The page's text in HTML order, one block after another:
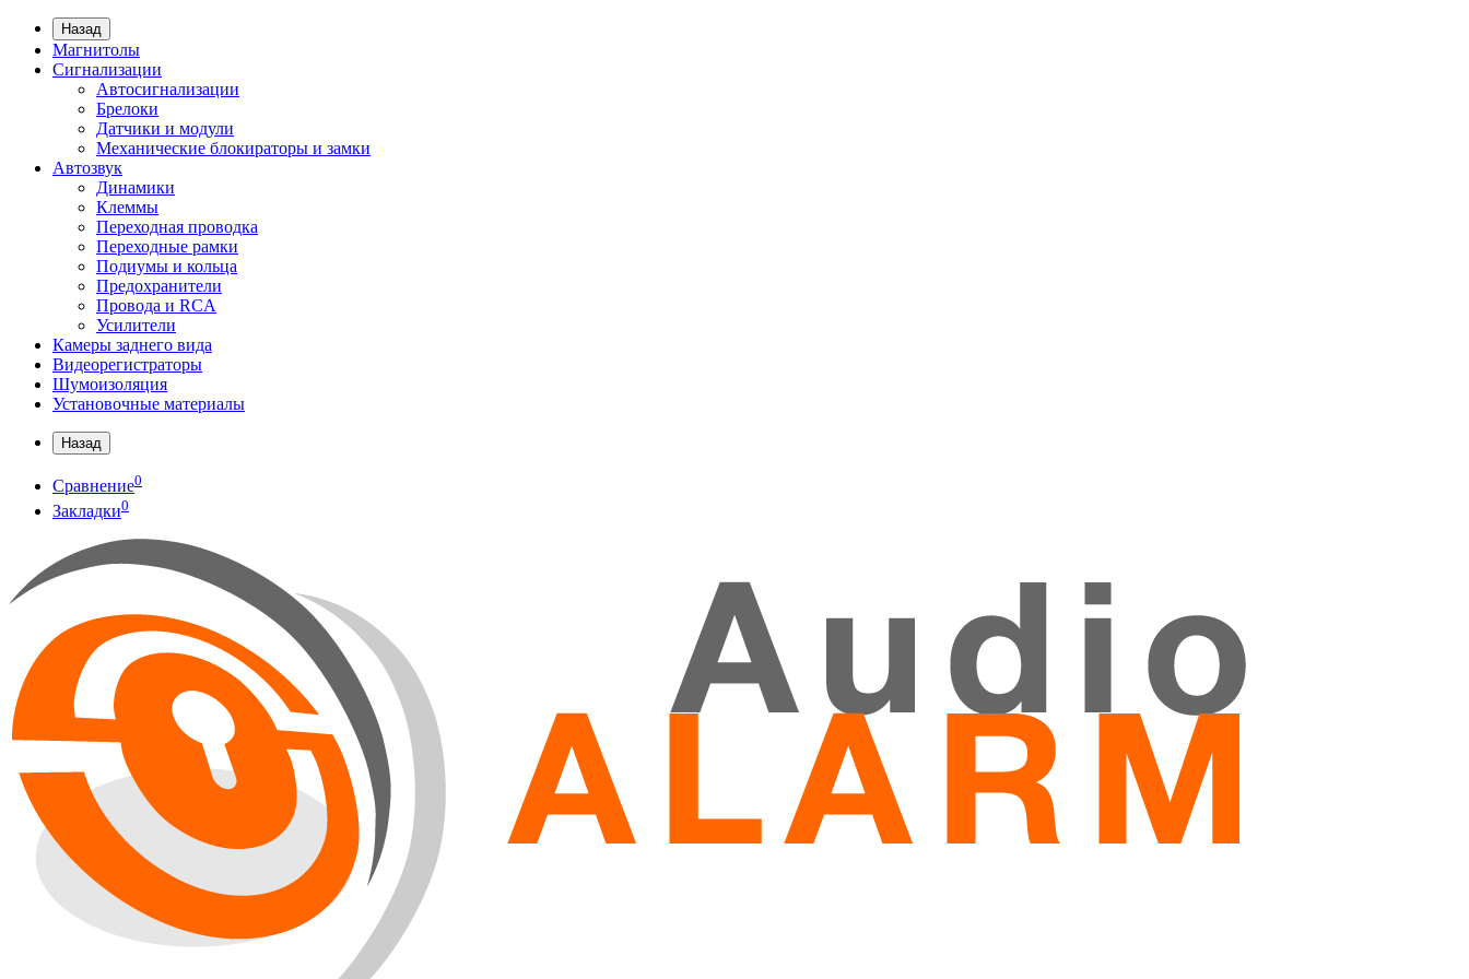
Назад
Магнитолы
Сигнализации
Автосигнализации
Брелоки
Датчики и модули
Механические блокираторы и замки
Автозвук
Динамики
Клеммы
Переходная проводка
Переходные рамки
Подиумы и кольца
Предохранители
Провода и RCA
Усилители
Камеры заднего вида
Видеорегистраторы
Шумоизоляция
Установочные материалы
Назад
Сравнение0
Закладки0